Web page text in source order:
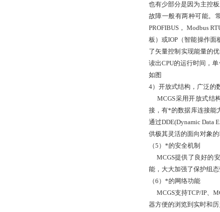
也有少部分是因为主控
故障一般有两种可能。
PROFIBUS， Modbus
板）或IOP（智能操作面
了矢量控制实现能量的
读出CPU的运行时间，
如图
4）开放式结构，广泛的
MCGS采用开放式结
接，有*的数据库连接能
通过DDE(Dynamic Data
供极其灵活的面向对象
（5）*的安全机制
MCGS提供了良好的
能，大大加强了保护组
（6）*的网络功能
MCGS支持TCP/IP、
器方便的浏览到实时和